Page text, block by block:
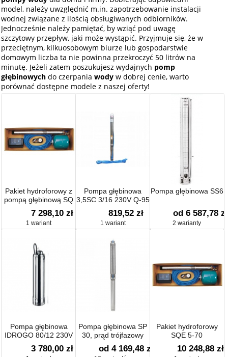
model, należy uwzględnić m.in. zapotrzebowanie instalacji
wodnej związane z ilością obsługiwanych odbiorników.
Jednocześnie należy pamiętać, by wziąć pod uwagę
szczytowy przepływ, jaki może wystąpić. Przyjmuje się, że w
przeciętnym, kilkuosobowym biurze lub gospodarstwie
domowym liczba ta nie powinna przekroczyć 50 litrów na
minutę. Jeżeli zatem poszukujesz wydajnych pomp
głębinowych do czerpaniawody w dobrej cenie, warto
porównać dostępne modele z naszej oferty!
Pakiet hydroforowy z
pompą głębinową SQ
3-40
7 298,10 zł
1 wariant
Pompa głębinowa
3,5SC 3/16 230V Q-95
H-75
819,52 zł
1 wariant
Pompa głębinowa SS6
od 6 587,78 zł
2 warianty
Pompa głębinowa
IDROGO 80/12 230V
Ebara
3 780,00 zł
Pompa głębinowa SP
30, prąd trójfazowy
od 4 169,48 zł
Pakiet hydroforowy
SQE 5-70
10 248,88 zł